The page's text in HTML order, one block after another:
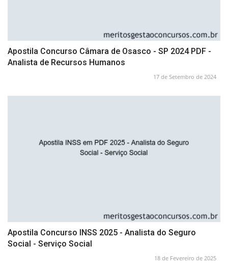
Apostila Concurso Câmara de Osasco - SP 2024 PDF -
Analista de Recursos Humanos
17 de Setembro de 2024
Apostila Concurso INSS 2025 - Analista do Seguro
Social - Serviço Social
18 de Fevereiro de 2025